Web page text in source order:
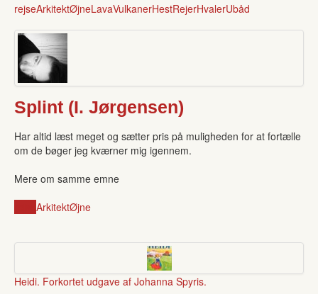
rejseArkitektØjneLavaVulkanerHestRejerHvalerUbåd
Splint (I. Jørgensen)
Har altid læst meget og sætter pris på muligheden for at fortælle
om de bøger jeg kværner mig igennem.
Mere om samme emne
ArkitektØjne
Heidi. Forkortet udgave af Johanna Spyris.